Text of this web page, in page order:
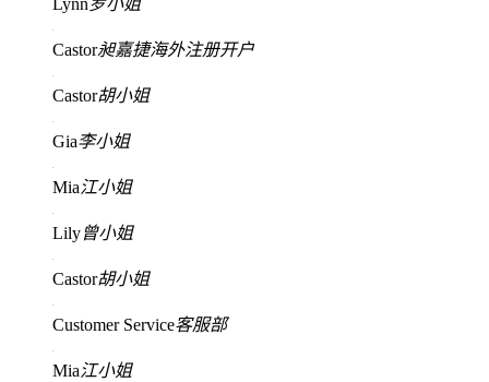
Lynn罗小姐
Castor昶嘉捷海外注册开户
Castor胡小姐
Gia李小姐
Mia江小姐
Lily曾小姐
Castor胡小姐
Customer Service客服部
Mia江小姐